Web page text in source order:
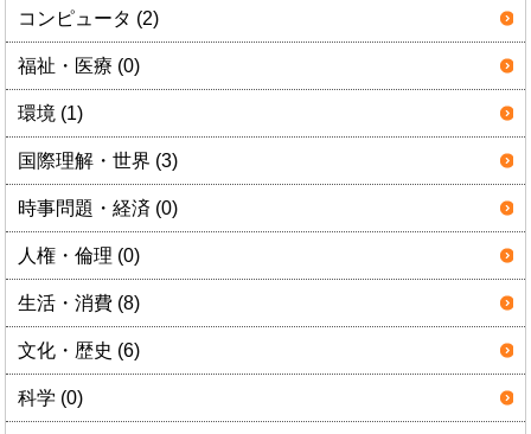
コンピュータ (2)
福祉・医療 (0)
環境 (1)
国際理解・世界 (3)
時事問題・経済 (0)
人権・倫理 (0)
生活・消費 (8)
文化・歴史 (6)
科学 (0)